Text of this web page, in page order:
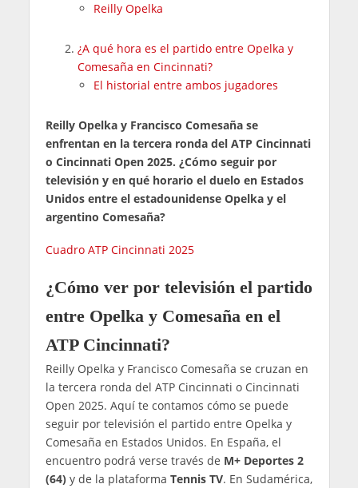
Reilly Opelka
¿A qué hora es el partido entre Opelka y
Comesaña en Cincinnati?
El historial entre ambos jugadores
Reilly Opelka y Francisco Comesaña se
enfrentan en la tercera ronda del ATP Cincinnati
o Cincinnati Open 2025. ¿Cómo seguir por
televisión y en qué horario el duelo en Estados
Unidos entre el estadounidense Opelka y el
argentino Comesaña?
Cuadro ATP Cincinnati 2025
¿Cómo ver por televisión el partido
entre Opelka y Comesaña en el
ATP Cincinnati?
Reilly Opelka y Francisco Comesaña se cruzan en
la tercera ronda del ATP Cincinnati o Cincinnati
Open 2025. Aquí te contamos cómo se puede
seguir por televisión el partido entre Opelka y
Comesaña en Estados Unidos. En España, el
encuentro podrá verse través de M+ Deportes 2
(64) y de la plataforma Tennis TV. En Sudamérica,